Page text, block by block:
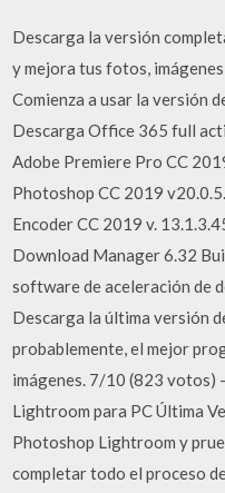
Descarga la versión
y mejora tus fotos,
Comienza a usar la versión
Descarga Office 365 full
Adobe Premiere Pro CC
Photoshop CC 2019
Encoder CC 2019 v.
Download Manager 6.32
software de aceleración de
Descarga la última versión
probablemente, el mejor
imágenes. 7/10 (823 votos)
Lightroom para PC Última
Photoshop Lightroom y
completar todo el proceso